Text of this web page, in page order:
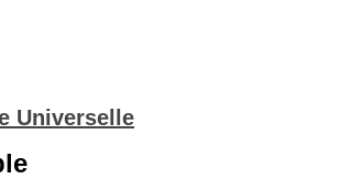
Universelle